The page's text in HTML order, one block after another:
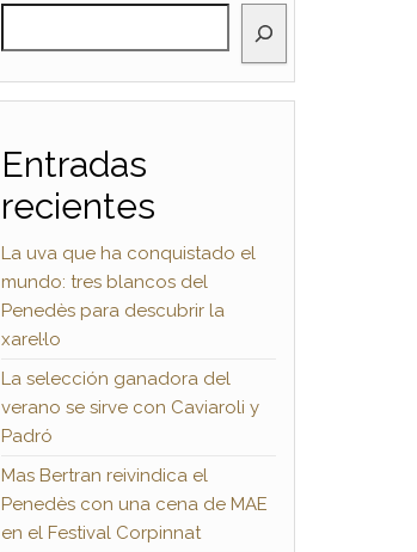
Entradas
recientes
La uva que ha conquistado el
mundo: tres blancos del
Penedès para descubrir la
xarel·lo
La selección ganadora del
verano se sirve con Caviaroli y
Padró
Mas Bertran reivindica el
Penedès con una cena de MAE
en el Festival Corpinnat